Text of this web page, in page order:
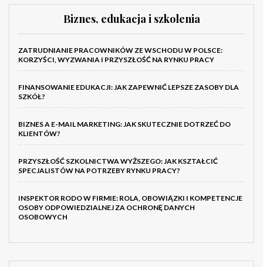
Biznes, edukacja i szkolenia
ZATRUDNIANIE PRACOWNIKÓW ZE WSCHODU W POLSCE:
KORZYŚCI, WYZWANIA I PRZYSZŁOŚĆ NA RYNKU PRACY
FINANSOWANIE EDUKACJI: JAK ZAPEWNIĆ LEPSZE ZASOBY DLA
SZKÓŁ?
BIZNES A E-MAIL MARKETING: JAK SKUTECZNIE DOTRZEĆ DO
KLIENTÓW?
PRZYSZŁOŚĆ SZKOLNICTWA WYŻSZEGO: JAK KSZTAŁCIĆ
SPECJALISTÓW NA POTRZEBY RYNKU PRACY?
INSPEKTOR RODO W FIRMIE: ROLA, OBOWIĄZKI I KOMPETENCJE
OSOBY ODPOWIEDZIALNEJ ZA OCHRONĘ DANYCH
OSOBOWYCH